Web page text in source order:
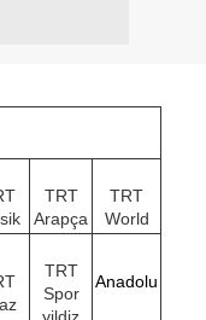
TRT
Arapça
TRT
World
TRT
Spor
Anadolu